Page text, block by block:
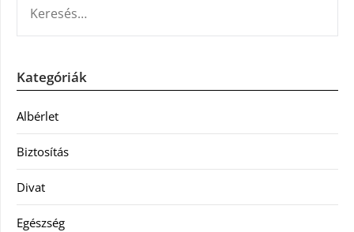
Kategóriák
Albérlet
Biztosítás
Divat
Egészség